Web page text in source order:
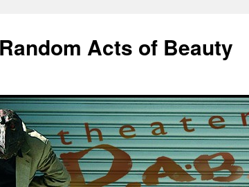
Acts of Beauty